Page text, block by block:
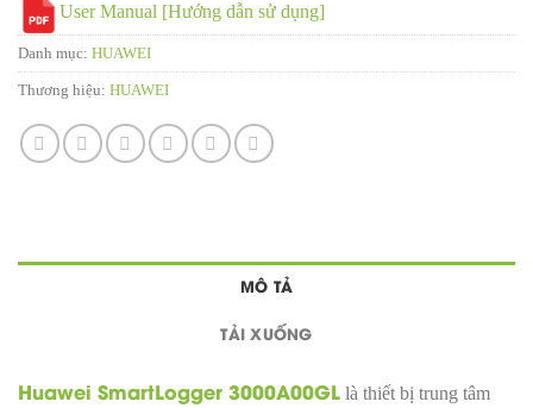
User Manual [Hướng dẫn sử dụng]
Danh mục: HUAWEI
Thương hiệu: HUAWEI
MÔ TẢ
TẢI XUỐNG
Huawei SmartLogger 3000A00GL là thiết bị trung tâm